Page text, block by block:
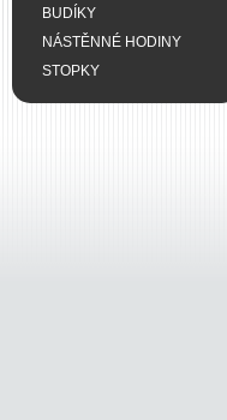
BUDÍKY
NÁSTĚNNÉ HODINY
STOPKY